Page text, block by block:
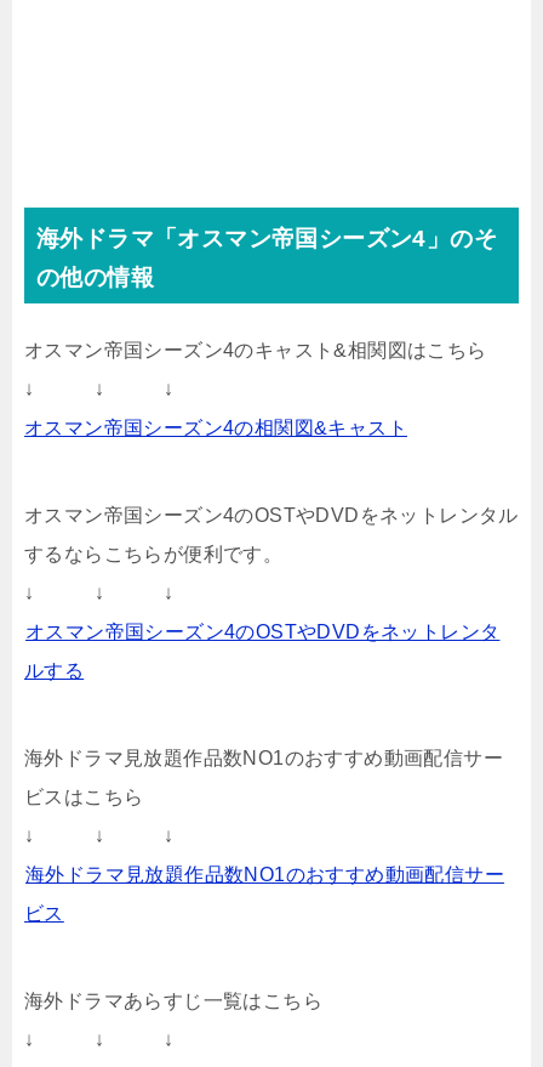
海外ドラマ「オスマン帝国シーズン4」のそ
の他の情報
オスマン帝国シーズン4のキャスト&相関図はこちら
↓ ↓ ↓
オスマン帝国シーズン4の相関図&キャスト
オスマン帝国シーズン4のOSTやDVDをネットレンタル
するならこちらが便利です。
↓ ↓ ↓
オスマン帝国シーズン4のOSTやDVDをネットレンタ
ルする
海外ドラマ見放題作品数NO1のおすすめ動画配信サー
ビスはこちら
↓ ↓ ↓
海外ドラマ見放題作品数NO1のおすすめ動画配信サー
ビス
海外ドラマあらすじ一覧はこちら
↓ ↓ ↓